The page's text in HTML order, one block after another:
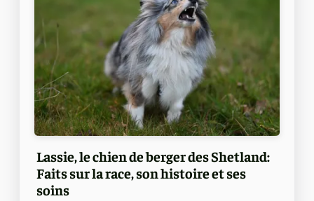
Lassie, le chien de berger des Shetland:
Faits sur la race, son histoire et ses
soins